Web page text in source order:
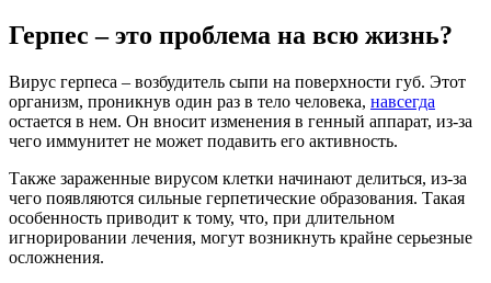
Герпес – это проблема на всю жизнь?
Вирус герпеса – возбудитель сыпи на поверхности губ. Этот
организм, проникнув один раз в тело человека, навсегда
остается в нем. Он вносит изменения в генный аппарат, из-за
чего иммунитет не может подавить его активность.
Также зараженные вирусом клетки начинают делиться, из-за
чего появляются сильные герпетические образования. Такая
особенность приводит к тому, что, при длительном
игнорировании лечения, могут возникнуть крайне серьезные
осложнения.